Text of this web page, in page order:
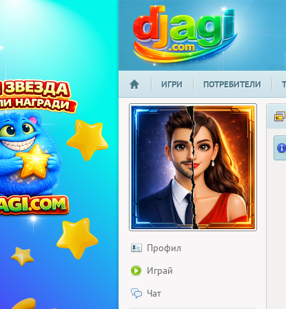
djagi.com
НАЧАЛО
ИГРИ ПОТРЕБИТЕЛИ
Профил
Играй
Чат